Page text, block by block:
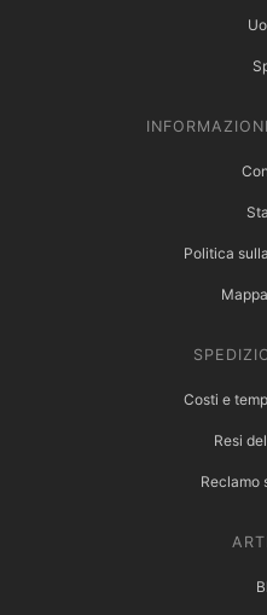
Politica
Costi e
Resi
Reclamo